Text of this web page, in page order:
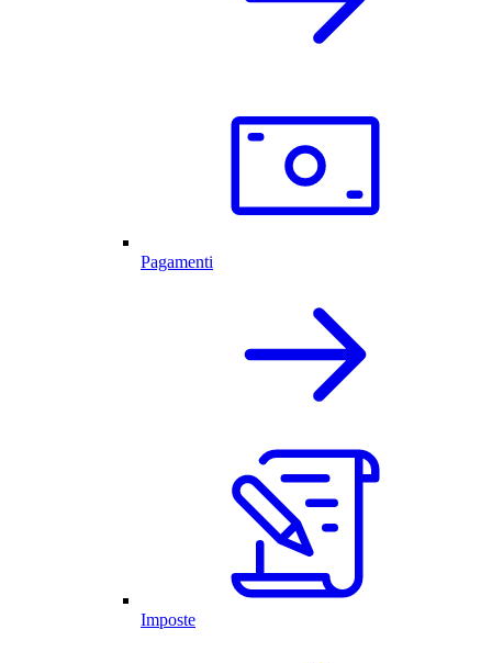
Pagamenti
Imposte